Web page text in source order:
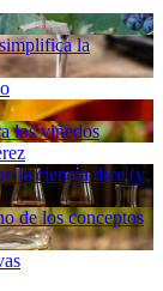
la
los viñedos
la ciencia dice (y
de los conceptos